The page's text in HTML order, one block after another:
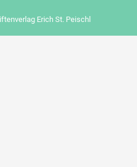
Erich St. Peischl